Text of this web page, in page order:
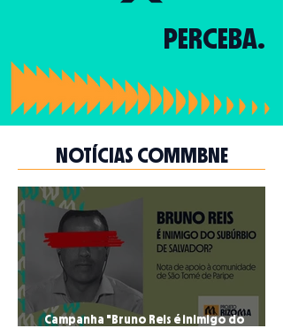
PERCEBA.
NOTÍCIAS COMMBNE
Campanha "Bruno Reis é inimigo do